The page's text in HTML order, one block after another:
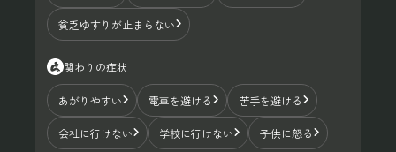
貧乏ゆすりが止まらない
関わりの症状
あがりやすい 電車を避ける 苦手を避ける
会社に行けない 学校に行けない 子供に怒る